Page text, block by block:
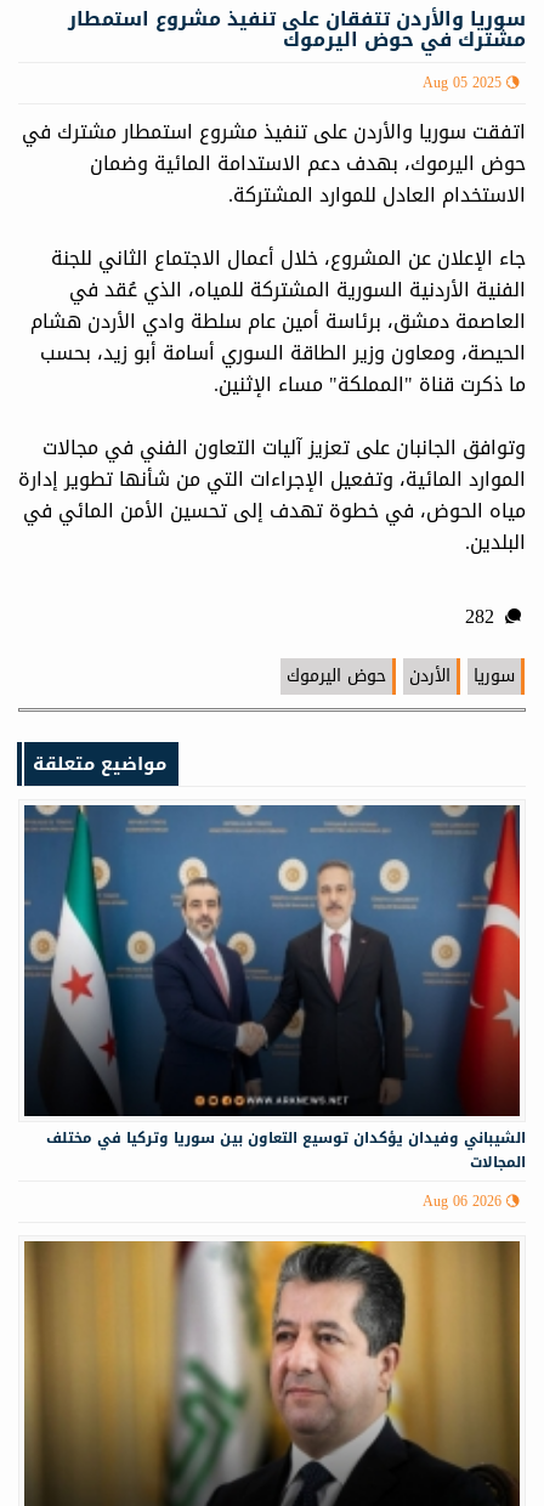
سوريا والأردن تتفقان على تنفيذ مشروع استمطار
مشترك في حوض اليرموك
Aug 05 2025
اتفقت سوريا والأردن على تنفيذ مشروع استمطار مشترك في
حوض اليرموك، بهدف دعم الاستدامة المائية وضمان
الاستخدام العادل للموارد المشتركة.
جاء الإعلان عن المشروع، خلال أعمال الاجتماع الثاني للجنة
الفنية الأردنية السورية المشتركة للمياه، الذي عُقد في
العاصمة دمشق، برئاسة أمين عام سلطة وادي الأردن هشام
الحيصة، ومعاون وزير الطاقة السوري أسامة أبو زيد، بحسب
ما ذكرت قناة "المملكة" مساء الإثنين.
وتوافق الجانبان على تعزيز آليات التعاون الفني في مجالات
الموارد المائية، وتفعيل الإجراءات التي من شأنها تطوير إدارة
مياه الحوض، في خطوة تهدف إلى تحسين الأمن المائي في
البلدين.
سوريا الأردن حوض اليرموك
مواضيع متعلقة
الشيباني وفيدان يؤكدان توسيع التعاون بين سوريا وتركيا في مختلف
المجالات
Aug 06 2026